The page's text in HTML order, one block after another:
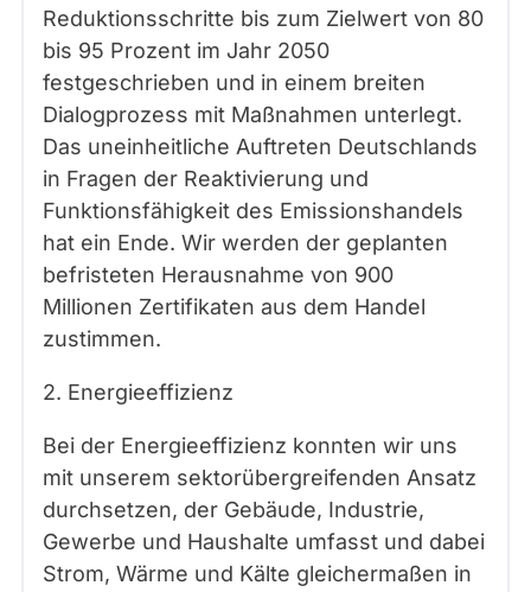
Reduktionsschritte bis zum Zielwert von 80
bis 95 Prozent im Jahr 2050
festgeschrieben und in einem breiten
Dialogprozess mit Maßnahmen unterlegt.
Das uneinheitliche Auftreten Deutschlands
in Fragen der Reaktivierung und
Funktionsfähigkeit des Emissionshandels
hat ein Ende. Wir werden der geplanten
befristeten Herausnahme von 900
Millionen Zertifikaten aus dem Handel
zustimmen.
2. Energieeffizienz
Bei der Energieeffizienz konnten wir uns
mit unserem sektorübergreifenden Ansatz
durchsetzen, der Gebäude, Industrie,
Gewerbe und Haushalte umfasst und dabei
Strom, Wärme und Kälte gleichermaßen in